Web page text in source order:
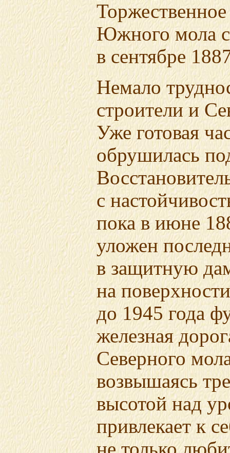
Южного мола
в сентябре
Немало
строители и
Уже готовая
обрушилась
с
пока в июне
уложен
в защитную
на
до 1945 года
железная
Северного
возвышаясь
высотой над
привлекает к